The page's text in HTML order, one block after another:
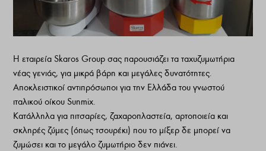
Η εταιρεία Skaros Group σας παρουσιάζει τα ταχυζυμωτήρια
νέας γενιάς, για μικρά βάρη και μεγάλες δυνατότητες.
Αποκλειστικοί αντιπρόσωποι για την Ελλάδα του γνωστού
ιταλικού οίκου Sunmix.
Κατάλληλα για πιτσαρίες, ζαχαροπλαστεία, αρτοποιεία και
σκληρές ζύμες (όπως τσουρέκι) που το μίξερ δε μπορεί να
ζυμώσει και το μεγάλο ζυμωτήριο δεν πιάνει.